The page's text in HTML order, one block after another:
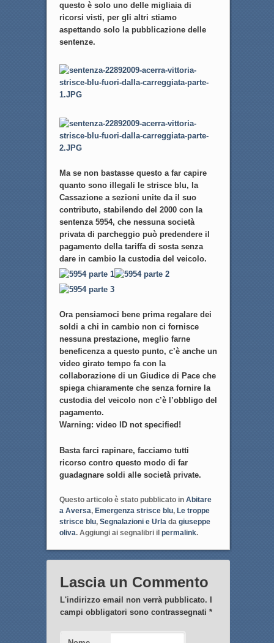
questo è solo uno delle migliaia di
ricorsi visti, per gli altri stiamo
aspettando solo la pubblicazione delle
sentenze.
Ma se non bastasse questo a far capire
quanto sono illegali le strisce blu, la
Cassazione a sezioni unite da il suo
contributo, stabilendo del 2000 con la
sentenza 5954, che nessuna società
privata di parcheggio può predendere il
pagamento della tariffa di sosta senza
dare in cambio la custodia del veicolo.
Ora pensiamoci bene prima regalare dei
soldi a chi in cambio non ci fornisce
nessuna prestazione, meglio farne
beneficenza a questo punto, c’è anche un
video girato tempo fa con la
collaborazione di un Giudice di Pace che
spiega chiaramente che senza fornire la
custodia del veicolo non c’è l’obbligo del
pagamento.
Warning: video ID not specified!
Basta farci rapinare, facciamo tutti
ricorso contro questo modo di far
guadagnare soldi alle società private.
Questo articolo è stato pubblicato in Abitare
a Aversa, Emergenza strisce blu, Le troppe
strisce blu, Segnalazioni e Urla da giuseppe
oliva. Aggiungi ai segnalibri il permalink.
Lascia un Commento
L'indirizzo email non verrà pubblicato. I
campi obbligatori sono contrassegnati *